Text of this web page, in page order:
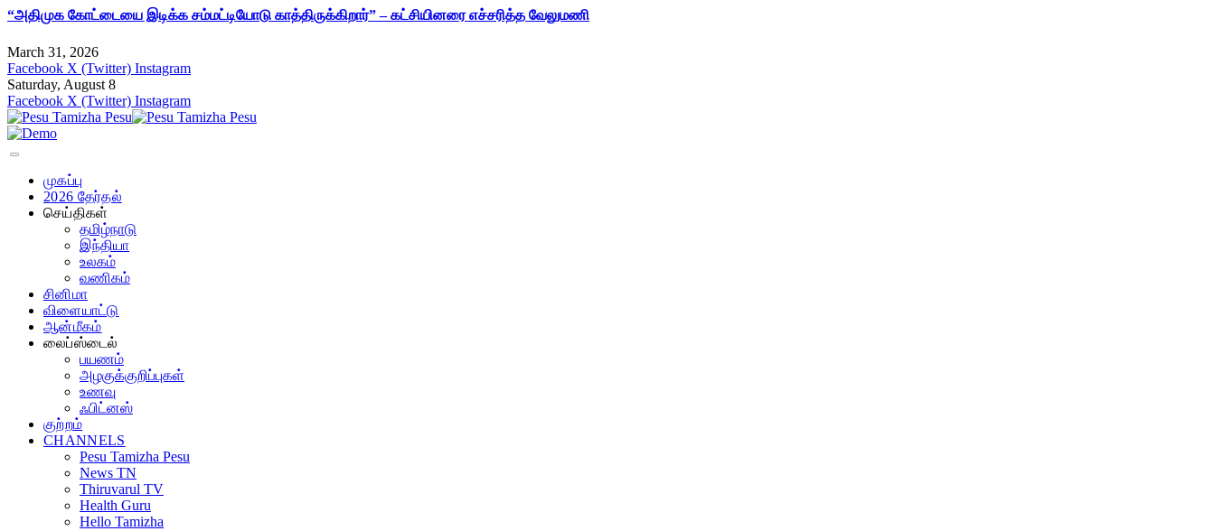
“அதிமுக கோட்டையை இடிக்க சம்மட்டியோடு காத்திருக்கிறார்” – கட்சியினரை எச்சரித்த வேலுமணி
March 31, 2026
Facebook X (Twitter) Instagram
Saturday, August 8
Facebook X (Twitter) Instagram
முகப்பு
2026 தேர்தல்
செய்திகள்
தமிழ்நாடு
இந்தியா
உலகம்
வணிகம்
சினிமா
விளையாட்டு
ஆன்மீகம்
லைப்ஸ்டைல்
பயணம்
அழகுக்குறிப்புகள்
உணவு
ஃபிட்னஸ்
குற்றம்
CHANNELS
Pesu Tamizha Pesu
News TN
Thiruvarul TV
Health Guru
Hello Tamizha